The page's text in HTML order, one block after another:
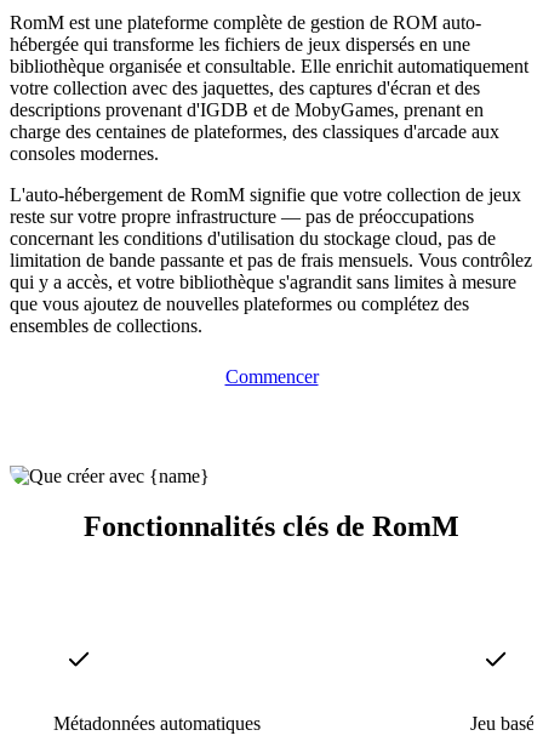
RomM est une plateforme complète de gestion de ROM auto-
hébergée qui transforme les fichiers de jeux dispersés en une
bibliothèque organisée et consultable. Elle enrichit automatiquement
votre collection avec des jaquettes, des captures d'écran et des
descriptions provenant d'IGDB et de MobyGames, prenant en
charge des centaines de plateformes, des classiques d'arcade aux
consoles modernes.
L'auto-hébergement de RomM signifie que votre collection de jeux
reste sur votre propre infrastructure — pas de préoccupations
concernant les conditions d'utilisation du stockage cloud, pas de
limitation de bande passante et pas de frais mensuels. Vous contrôlez
qui y a accès, et votre bibliothèque s'agrandit sans limites à mesure
que vous ajoutez de nouvelles plateformes ou complétez des
ensembles de collections.
Commencer
Fonctionnalités clés de RomM
Métadonnées automatiques Jeu basé